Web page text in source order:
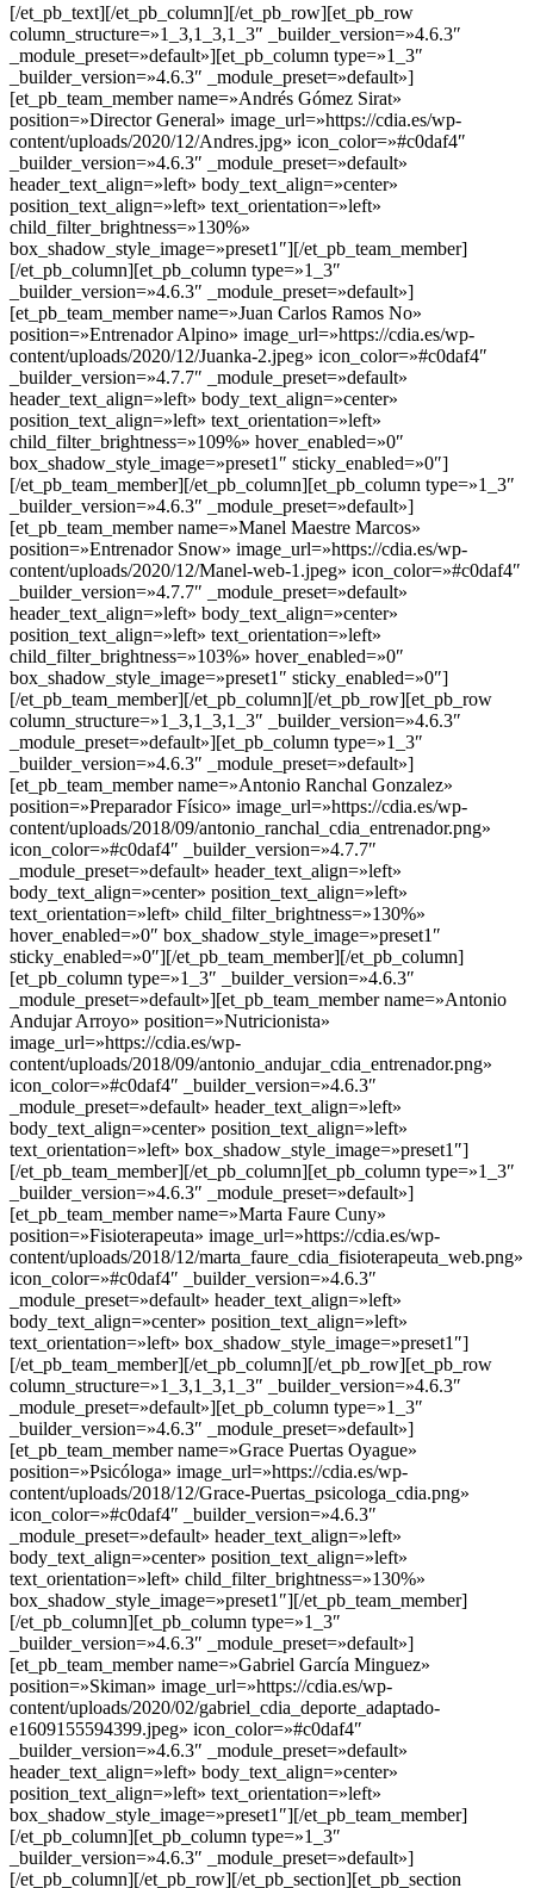
[/et_pb_text][/et_pb_column][/et_pb_row][et_pb_row
column_structure=»1_3,1_3,1_3″ _builder_version=»4.6.3″
_module_preset=»default»][et_pb_column type=»1_3″
_builder_version=»4.6.3″ _module_preset=»default»]
[et_pb_team_member name=»Andrés Gómez Sirat»
position=»Director General» image_url=»https://cdia.es/wp-
content/uploads/2020/12/Andres.jpg» icon_color=»#c0daf4″
_builder_version=»4.6.3″ _module_preset=»default»
header_text_align=»left» body_text_align=»center»
position_text_align=»left» text_orientation=»left»
child_filter_brightness=»130%»
box_shadow_style_image=»preset1″][/et_pb_team_member]
[/et_pb_column][et_pb_column type=»1_3″
_builder_version=»4.6.3″ _module_preset=»default»]
[et_pb_team_member name=»Juan Carlos Ramos No»
position=»Entrenador Alpino» image_url=»https://cdia.es/wp-
content/uploads/2020/12/Juanka-2.jpeg» icon_color=»#c0daf4″
_builder_version=»4.7.7″ _module_preset=»default»
header_text_align=»left» body_text_align=»center»
position_text_align=»left» text_orientation=»left»
child_filter_brightness=»109%» hover_enabled=»0″
box_shadow_style_image=»preset1″ sticky_enabled=»0″]
[/et_pb_team_member][/et_pb_column][et_pb_column type=»1_3″
_builder_version=»4.6.3″ _module_preset=»default»]
[et_pb_team_member name=»Manel Maestre Marcos»
position=»Entrenador Snow» image_url=»https://cdia.es/wp-
content/uploads/2020/12/Manel-web-1.jpeg» icon_color=»#c0daf4″
_builder_version=»4.7.7″ _module_preset=»default»
header_text_align=»left» body_text_align=»center»
position_text_align=»left» text_orientation=»left»
child_filter_brightness=»103%» hover_enabled=»0″
box_shadow_style_image=»preset1″ sticky_enabled=»0″]
[/et_pb_team_member][/et_pb_column][/et_pb_row][et_pb_row
column_structure=»1_3,1_3,1_3″ _builder_version=»4.6.3″
_module_preset=»default»][et_pb_column type=»1_3″
_builder_version=»4.6.3″ _module_preset=»default»]
[et_pb_team_member name=»Antonio Ranchal Gonzalez»
position=»Preparador Físico» image_url=»https://cdia.es/wp-
content/uploads/2018/09/antonio_ranchal_cdia_entrenador.png»
icon_color=»#c0daf4″ _builder_version=»4.7.7″
_module_preset=»default» header_text_align=»left»
body_text_align=»center» position_text_align=»left»
text_orientation=»left» child_filter_brightness=»130%»
hover_enabled=»0″ box_shadow_style_image=»preset1″
sticky_enabled=»0″][/et_pb_team_member][/et_pb_column]
[et_pb_column type=»1_3″ _builder_version=»4.6.3″
_module_preset=»default»][et_pb_team_member name=»Antonio
Andujar Arroyo» position=»Nutricionista»
image_url=»https://cdia.es/wp-
content/uploads/2018/09/antonio_andujar_cdia_entrenador.png»
icon_color=»#c0daf4″ _builder_version=»4.6.3″
_module_preset=»default» header_text_align=»left»
body_text_align=»center» position_text_align=»left»
text_orientation=»left» box_shadow_style_image=»preset1″]
[/et_pb_team_member][/et_pb_column][et_pb_column type=»1_3″
_builder_version=»4.6.3″ _module_preset=»default»]
[et_pb_team_member name=»Marta Faure Cuny»
position=»Fisioterapeuta» image_url=»https://cdia.es/wp-
content/uploads/2018/12/marta_faure_cdia_fisioterapeuta_web.png»
icon_color=»#c0daf4″ _builder_version=»4.6.3″
_module_preset=»default» header_text_align=»left»
body_text_align=»center» position_text_align=»left»
text_orientation=»left» box_shadow_style_image=»preset1″]
[/et_pb_team_member][/et_pb_column][/et_pb_row][et_pb_row
column_structure=»1_3,1_3,1_3″ _builder_version=»4.6.3″
_module_preset=»default»][et_pb_column type=»1_3″
_builder_version=»4.6.3″ _module_preset=»default»]
[et_pb_team_member name=»Grace Puertas Oyague»
position=»Psicóloga» image_url=»https://cdia.es/wp-
content/uploads/2018/12/Grace-Puertas_psicologa_cdia.png»
icon_color=»#c0daf4″ _builder_version=»4.6.3″
_module_preset=»default» header_text_align=»left»
body_text_align=»center» position_text_align=»left»
text_orientation=»left» child_filter_brightness=»130%»
box_shadow_style_image=»preset1″][/et_pb_team_member]
[/et_pb_column][et_pb_column type=»1_3″
_builder_version=»4.6.3″ _module_preset=»default»]
[et_pb_team_member name=»Gabriel García Minguez»
position=»Skiman» image_url=»https://cdia.es/wp-
content/uploads/2020/02/gabriel_cdia_deporte_adaptado-
e1609155594399.jpeg» icon_color=»#c0daf4″
_builder_version=»4.6.3″ _module_preset=»default»
header_text_align=»left» body_text_align=»center»
position_text_align=»left» text_orientation=»left»
box_shadow_style_image=»preset1″][/et_pb_team_member]
[/et_pb_column][et_pb_column type=»1_3″
_builder_version=»4.6.3″ _module_preset=»default»]
[/et_pb_column][/et_pb_row][/et_pb_section][et_pb_section